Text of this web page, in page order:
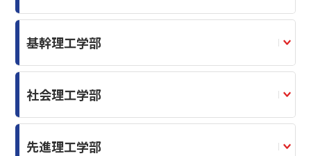
基幹理工学部
社会理工学部
先進理工学部